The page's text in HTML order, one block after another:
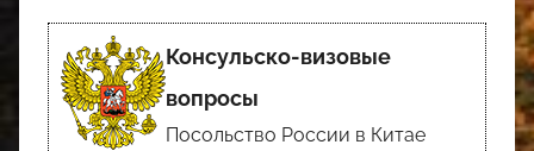
Консульско-визовые
вопросы
Посольство России в Китае